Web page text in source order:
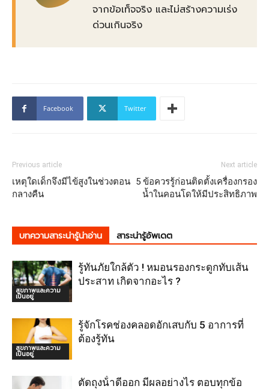
จากข้อเท็จจริง และไม่สร้างความเร่ง
ด่วนเกินจริง
Facebook Twitter
Previous article
เหตุใดเด็กจึงมีไข้สูงในช่วงตอน
กลางคืน
Next article
5 ข้อควรรู้ก่อนติดตั้งเครื่องกรอง
น้ำในคอนโดให้มีประสิทธิภาพ
บทความสาระน่ารู้น่าอ่าน สาระน่ารู้อัพเดต
สุขภาพและความ
เป็นอยู่
รู้ทันภัยใกล้ตัว ! หมอนรองกระดูกทับเส้น
ประสาท เกิดจากอะไร ?
สุขภาพและความ
เป็นอยู่
รู้จักโรคช่องคลอดอักเสบกับ 5 อาการที่
ต้องรู้ทัน
ตัดถุงน้ําดีออก มีผลอย่างไร ตอบทุกข้อ